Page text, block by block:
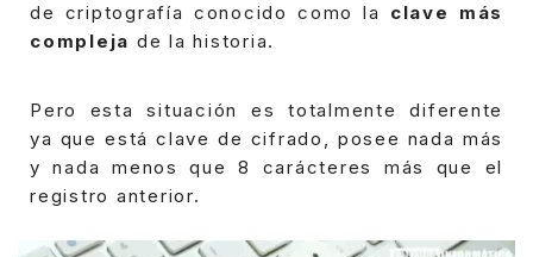
de criptografía conocido como la clave más
compleja de la historia.
Pero esta situación es totalmente diferente
ya que está clave de cifrado, posee nada más
y nada menos que 8 carácteres más que el
registro anterior.